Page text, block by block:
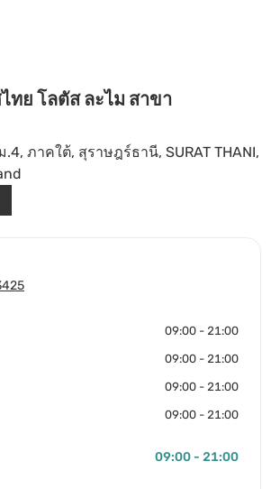
ทย โลตัส ละไม สาขา
.4, ภาคใต้, สุราษฎร์ธานี, SURAT THANI,
09:00 - 21:00
09:00 - 21:00
09:00 - 21:00
09:00 - 21:00
09:00 - 21:00